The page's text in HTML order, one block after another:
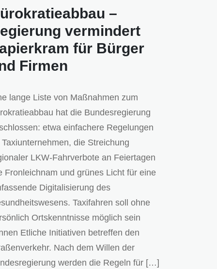
–
vermindert
für Bürger
Firmen
lange Liste von Maßnahmen zum
hat die Bundesregierung
etwa einfachere Regelungen
Taxiunternehmen, die Streichung
LKW-Fahrverbote an Feiertagen
Fronleichnam und grünes Licht für eine
Digitalisierung des
Taxifahren soll ohne
Ortskenntnisse möglich sein
Etliche Initiativen betreffen den
Nach dem Willen der
werden die Regeln für […]